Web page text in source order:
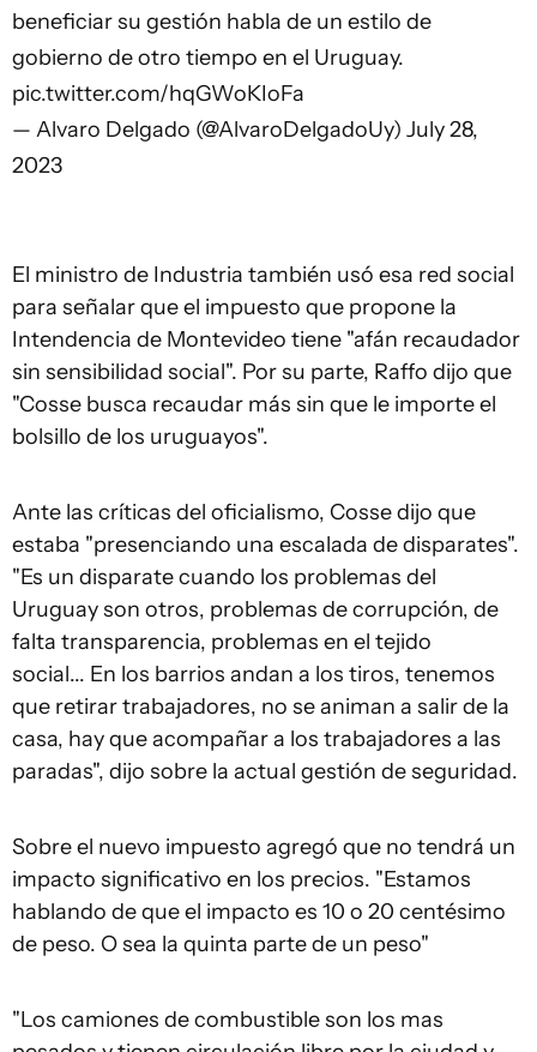
beneficiar su gestión habla de un estilo de
gobierno de otro tiempo en el Uruguay.
pic.twitter.com/hqGWoKIoFa
— Alvaro Delgado (@AlvaroDelgadoUy) July 28,
2023
El ministro de Industria también usó esa red social
para señalar que el impuesto que propone la
Intendencia de Montevideo tiene "afán recaudador
sin sensibilidad social". Por su parte, Raffo dijo que
"Cosse busca recaudar más sin que le importe el
bolsillo de los uruguayos".
Ante las críticas del oficialismo, Cosse dijo que
estaba "presenciando una escalada de disparates".
"Es un disparate cuando los problemas del
Uruguay son otros, problemas de corrupción, de
falta transparencia, problemas en el tejido
social... En los barrios andan a los tiros, tenemos
que retirar trabajadores, no se animan a salir de la
casa, hay que acompañar a los trabajadores a las
paradas", dijo sobre la actual gestión de seguridad.
Sobre el nuevo impuesto agregó que no tendrá un
impacto significativo en los precios. "Estamos
hablando de que el impacto es 10 o 20 centésimo
de peso. O sea la quinta parte de un peso"
"Los camiones de combustible son los mas